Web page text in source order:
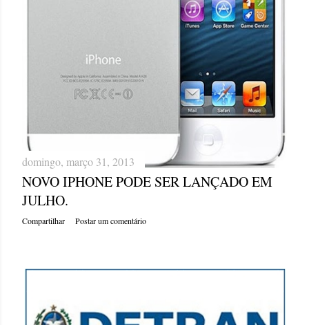
domingo, março 31, 2013
NOVO IPHONE PODE SER LANÇADO EM
JULHO.
Compartilhar Postar um comentário